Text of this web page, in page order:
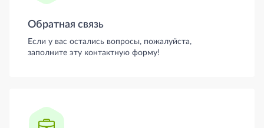
Обратная связь
Если у вас остались вопросы, пожалуйста,
заполните эту контактную форму!